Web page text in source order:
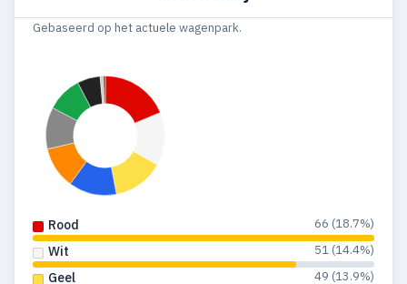
Gebaseerd op het actuele wagenpark.
Rood 66 (18.7%)
Wit 51 (14.4%)
Geel 49 (13.9%)